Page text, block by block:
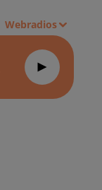
Webradios